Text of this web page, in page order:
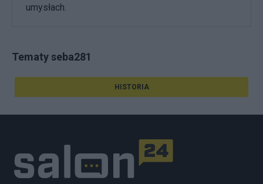
umysłach.
Tematy seba281
HISTORIA